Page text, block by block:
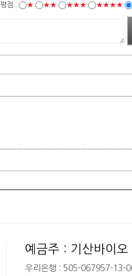
평점 : ★ ★★ ★★★ ★★★★
예금주 : 기산바이오
우리은행 : 505-067957-13-